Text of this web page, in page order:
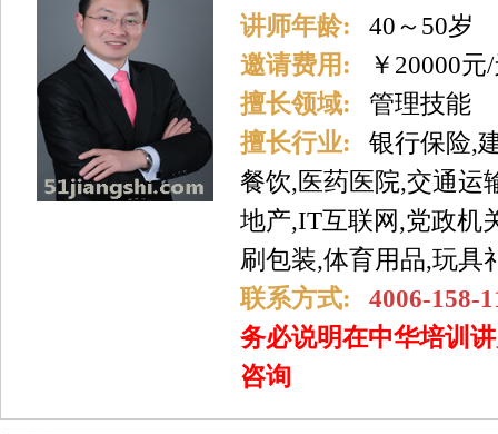
讲师年龄:
40～50岁
邀请费用:
￥20000
擅长领域:
管理技能
擅长行业:
银行保险,
餐饮,医药医院,交通运
地产,IT互联网,党政机
刷包装,体育用品,玩具
联系方式:
4006-158-
务必说明在中华培训
咨询